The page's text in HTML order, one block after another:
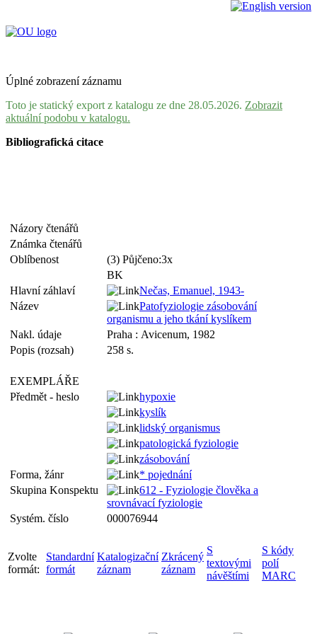
Úplné zobrazení záznamu
Toto je statický export z katalogu ze dne 28.05.2026. Zobrazit
aktuální podobu v katalogu.
Bibliografická citace
Názory čtenářů
Známka čtenářů
Oblíbenost
(3) Půjčeno:3x
BK
Hlavní záhlaví
Nečas, Emanuel, 1943-
Název
Patofyziologie zásobování
organismu a jeho tkání kyslíkem
Nakl. údaje
Praha : Avicenum, 1982
Popis (rozsah)
258 s.
EXEMPLÁŘE
Předmět - heslo
hypoxie
kyslík
lidský organismus
patologická fyziologie
zásobování
Forma, žánr
* pojednání
Skupina Konspektu
612 - Fyziologie člověka a
srovnávací fyziologie
Systém. číslo
000076944
Zvolte
formát:
Standardní
formát
Katalogizační
záznam
Zkrácený
záznam
S
textovými
návěštími
S kódy
polí
MARC